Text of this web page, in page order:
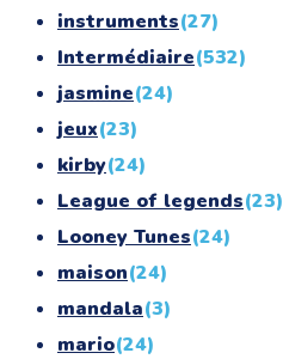
instruments(27)
Intermédiaire(532)
jasmine(24)
jeux(23)
kirby(24)
League of legends(23)
Looney Tunes(24)
maison(24)
mandala(3)
mario(24)